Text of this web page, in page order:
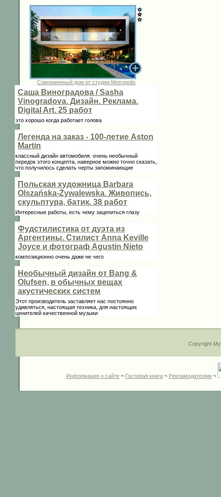
Современный дом от студии Metropolis
Саша Виноградова / Sasha
Vinogradova. Дизайн. Реклама.
Digital Art. 25 работ
это хорошо когда работает голова
Легенда на заказ - 100-летие Aston
Martin
классный дизайн автомобиля. очень необычный
передок этого концепта, наверное можно точно сказать,
что получилось сделать черты запоминающие
Польская художница Barbara
Olszańska-Żywalewska. Живопись,
скульптура, батик. 38 работ
Интересные работы, есть чему зацепиться глазу
Фудстилистика от дуэта из
Аргентины. Стилист Anna Keville
Joycе и фотограф Agustin Nieto
композиционно очень даже не чего
Необычный дизайн от Bang &
Olufsen, в обычных вещах
акустических систем
Этот производитель заставляет нас постоянно
удивляться, настоящая техника, для настоящих
ценителей качественной музыки
Copyright
Информация о сайте ~ Гостевая книга ~ Рекламодателям ~